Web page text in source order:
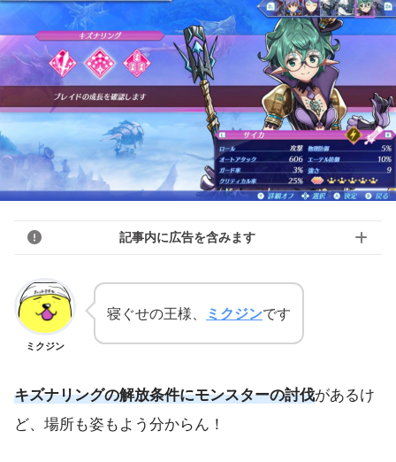
記事内に広告を含みます
ミクジン
寝ぐせの王様、 ミクジンです
キズナリングの解放条件にモンスターの討伐があるけ
ど、場所も姿もよう分からん！